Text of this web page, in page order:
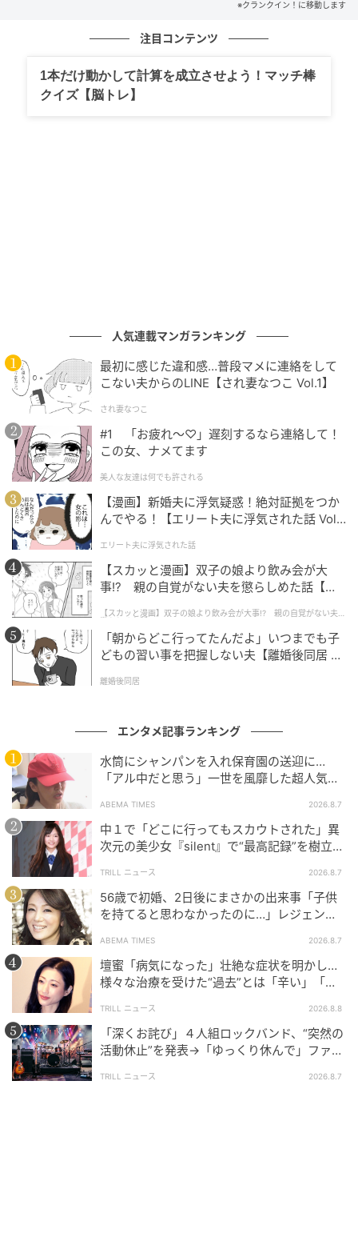
※クランクイン！に移動します
注目コンテンツ
1本だけ動かして計算を成立させよう！マッチ棒
クイズ【脳トレ】
人気連載マンガランキング
最初に感じた違和感…普段マメに連絡をして
こない夫からのLINE【され妻なつこ Vol.1】
され妻なつこ
#1 「お疲れ〜♡」遅刻するなら連絡して！
この女、ナメてます
美人な友達は何でも許される
【漫画】新婚夫に浮気疑惑！絶対証拠をつか
んでやる！【エリート夫に浮気された話 Vol.
エリート夫に浮気された話
【スカッと漫画】双子の娘より飲み会が大
事!? 親の自覚がない夫を懲らしめた話【第1
【スカッと漫画】双子の娘より飲み会が大事!? 親の自覚がない夫を
懲らしめた話
「朝からどこ行ってたんだよ」いつまでも子
どもの習い事を把握しない夫【離婚後同居 Vo
離婚後同居
エンタメ記事ランキング
水筒にシャンパンを入れ保育園の送迎に…
「アル中だと思う」一世を風靡した超人気タ
ABEMA TIMES 2026.8.7
中１で「どこに行ってもスカウトされた」異
次元の美少女『silent』で“最高記録”を樹立し
TRILL ニュース 2026.8.7
56歳で初婚、2日後にまさかの出来事「子供
を持てると思わなかったのに…」レジェンド
ABEMA TIMES 2026.8.7
壇蜜「病気になった」壮絶な症状を明かし…
様々な治療を受けた“過去”とは「辛い」「苦
TRILL ニュース 2026.8.8
「深くお詫び」４人組ロックバンド、“突然の
活動休止”を発表→「ゆっくり休んで」ファン
TRILL ニュース 2026.8.7